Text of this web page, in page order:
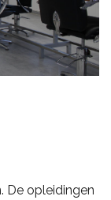
De opleidingen